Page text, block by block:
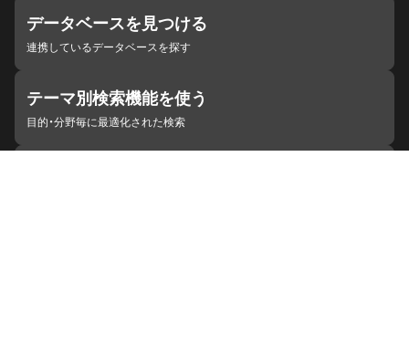
データベースを見つける
連携しているデータベースを探す
テーマ別検索機能を使う
目的・分野毎に最適化された検索